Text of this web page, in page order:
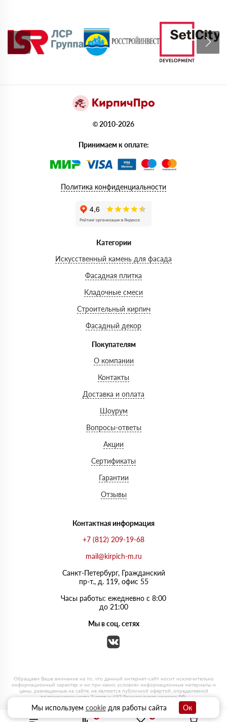
© 2010-2026
Принимаем к оплате:
Политика конфиденциальности
Категории
Искусственный камень для фасада
Фасадная плитка
Кладочные смеси
Строительный кирпич
Фасадный декор
Покупателям
О компании
Контакты
Доставка и оплата
Шоурум
Вопросы-ответы
Акции
Сертификаты
Гарантии
Отзывы
Контактная информация
+7 (812) 209-19-68
mail@kirpich-m.ru
Санкт-Петербург, Граждaнский
пр-т., д. 119, офис 55
Часы работы: ежедневно с 8:00
до 21:00
Мы в соц. сетях
Мы используем cookieдля работы сайта Ок